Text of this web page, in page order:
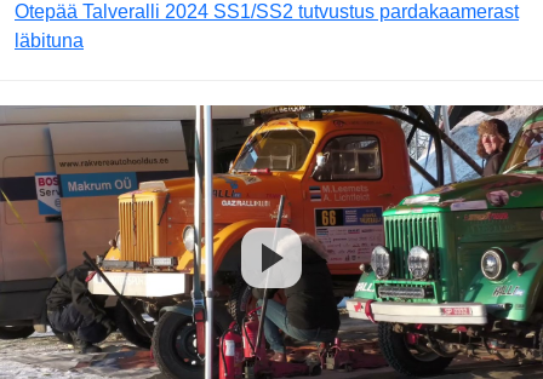
Otepää Talveralli 2024 SS1/SS2 tutvustus pardakaamerast
läbituna